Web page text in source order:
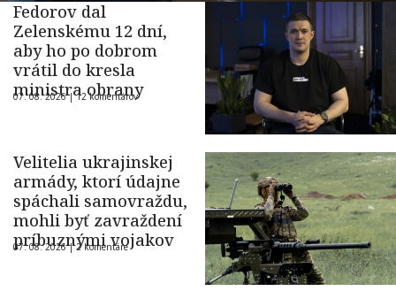
Fedorov dal
Zelenskému 12 dní,
aby ho po dobrom
vrátil do kresla
ministra obrany
07. 08. 2026 |12 komentárov
Velitelia ukrajinskej
armády, ktorí údajne
spáchali samovraždu,
mohli byť zavraždení
príbuznými vojakov
07. 08. 2026 |2 komentáre